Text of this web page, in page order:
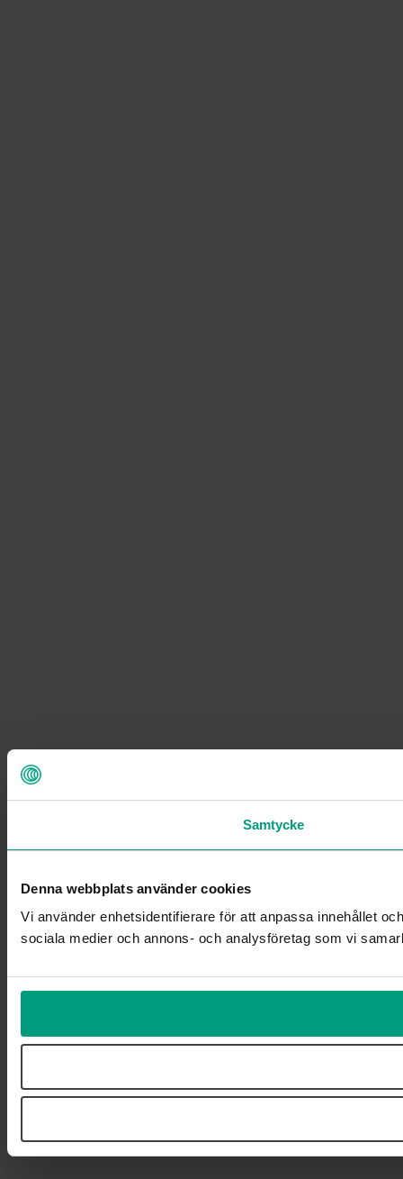
Samtycke
Denna webbplats använder cookies
Vi använder enhetsidentifierare för att anpassa innehållet
sociala medier och annons- och analysföretag som vi